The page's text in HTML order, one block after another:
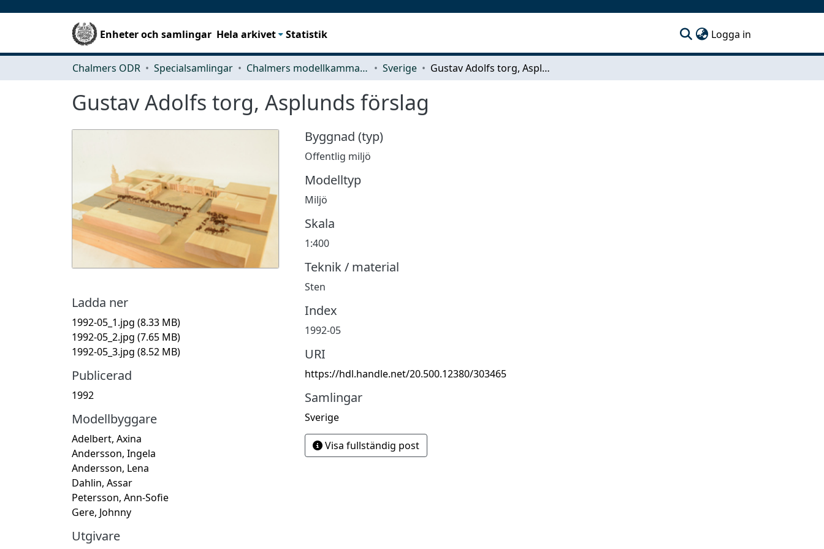
Enheter och samlingar Hela arkivet Statistik Logga in
Chalmers ODR Specialsamlingar Chalmers modellkammare Sverige Gustav Adolfs torg, Asplunds förslag
Gustav Adolfs torg, Asplunds förslag
Ladda ner
1992-05_1.jpg (8.33 MB)
1992-05_2.jpg (7.65 MB)
1992-05_3.jpg (8.52 MB)
Publicerad
1992
Modellbyggare
Adelbert, Axina
Andersson, Ingela
Andersson, Lena
Dahlin, Assar
Petersson, Ann-Sofie
Gere, Johnny
Utgivare
Byggnad (typ)
Offentlig miljö
Modelltyp
Miljö
Skala
1:400
Teknik / material
Sten
Index
1992-05
URI
https://hdl.handle.net/20.500.12380/303465
Samlingar
Sverige
Visa fullständig post